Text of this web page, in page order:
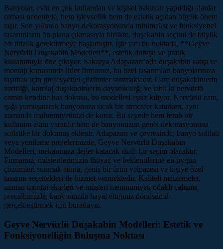
Banyolar, evin en çok kullanılan ve kişisel bakımın yapıldığı alanlar
olması nedeniyle, hem işlevsellik hem de estetik açıdan büyük önem
taşır. Son yıllarda banyo dekorasyonunda minimalist ve fonksiyonel
tasarımların ön plana çıkmasıyla birlikte, duşakabin seçimi de büyük
bir titizlik gerektirmeye başlamıştır. İşte tam bu noktada, **Geyve
Nervürlü Duşakabin Modelleri**, estetik duruşu ve pratik
kullanımıyla öne çıkıyor. Sakarya Adapazarı’nda duşakabin satışı ve
montajı konusunda lider firmamız, bu özel tasarımları banyolarınıza
taşımak için profesyonel çözümler sunmaktadır. Cam duşakabinlerin
zarifliği, karolaj duşakabinlerin dayanıklılığı ve tabii ki nervürlü
camın kendine has dokusu, bu modelleri eşsiz kılıyor. Nervürlü cam,
ışığı yumuşatarak banyonuza sıcak bir atmosfer katarken, aynı
zamanda mahremiyetinizi de korur. Bu sayede hem ferah bir
kullanım alanı yaratılır hem de banyonuzun genel dekorasyonuna
sofistike bir dokunuş eklenir. Adapazarı ve çevresinde, banyo tadilatı
veya yenileme projelerinizde, Geyve Nervürlü Duşakabin
Modelleri, mekanınıza değer katacak akıllı bir seçim olacaktır.
Firmamız, müşterilerimizin ihtiyaç ve beklentilerine en uygun
çözümleri sunmak adına, geniş bir ürün yelpazesi ve kişiye özel
tasarım seçenekleri ile hizmet vermektedir. Kaliteli malzemeler,
uzman montaj ekipleri ve müşteri memnuniyeti odaklı çalışma
prensibimizle, banyonuzda hayal ettiğiniz dönüşümü
gerçekleştirmek için buradayız.
Geyve Nervürlü Duşakabin Modelleri: Estetik ve
Fonksiyonelliğin Buluşma Noktası